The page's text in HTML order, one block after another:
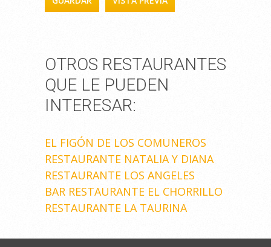
OTROS RESTAURANTES
QUE LE PUEDEN
INTERESAR:
EL FIGÓN DE LOS COMUNEROS
RESTAURANTE NATALIA Y DIANA
RESTAURANTE LOS ANGELES
BAR RESTAURANTE EL CHORRILLO
RESTAURANTE LA TAURINA